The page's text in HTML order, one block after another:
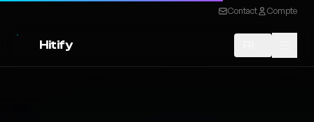
Contact Compte
Hitify